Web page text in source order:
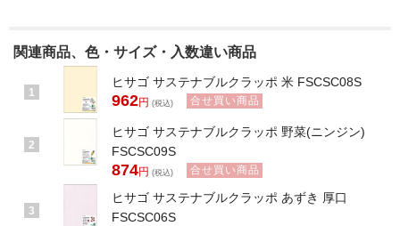
関連商品、色・サイズ・入数違い商品
1
ヒサゴ サステナブルクラッポ 米 FSCSC08S
962円 (税込) 合せ買い商品
2
ヒサゴ サステナブルクラッポ 野菜(ニンジン)
FSCSC09S
874円 (税込) 合せ買い商品
3
ヒサゴ サステナブルクラッポ あずき 厚口
FSCSC06S